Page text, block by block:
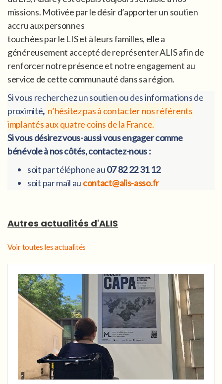
missions. Motivée par le désir d’apporter un soutien
accru aux personnes
touchées par le LIS et à leurs familles, elle a
généreusement accepté de représenter ALIS afin de
renforcer notre présence et notre engagement au
service de cette communauté dans sa région.
Si vous recherchez un soutien ou des informations de
proximité, n’hésitez pas à contacter nos référents
implantés aux quatre coins de la France.
Si vous désirez vous-aussi vous engager comme
bénévole à nos côtés, contactez-nous :
soit par téléphone au07 82 22 31 12
soit par mail au contact@alis-asso.fr
Autres actualités d'ALIS
Voir toutes les actualités